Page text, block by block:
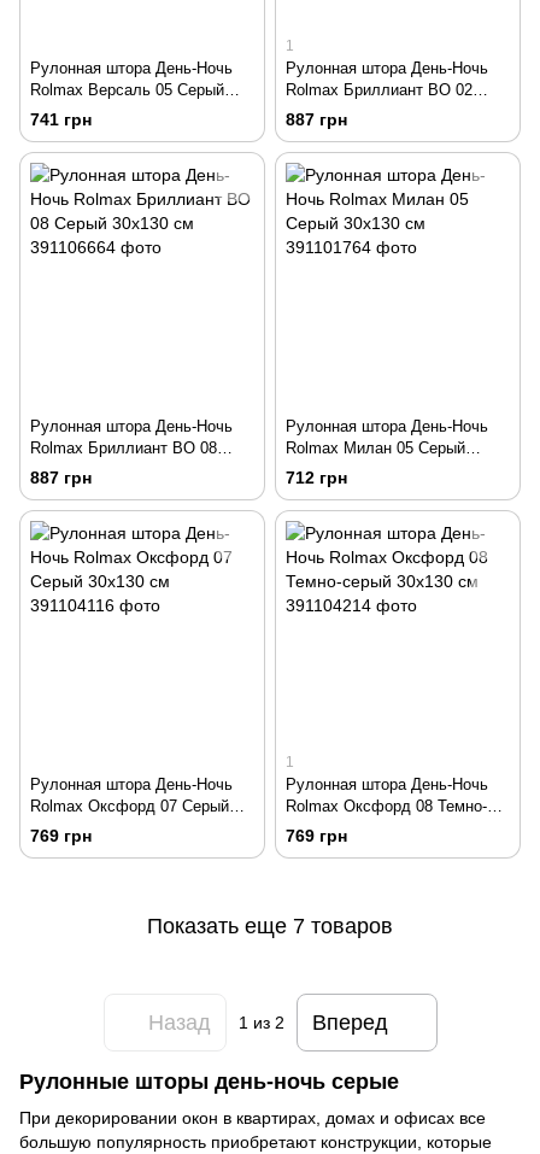
Рулонная штора День-Ночь
Rolmax Версаль 05 Серый
30х130 см
741 грн
1
Рулонная штора День-Ночь
Rolmax Бриллиант ВО 02
Дымчатый 30х130 см
887 грн
Рулонная штора День-Ночь
Rolmax Бриллиант ВО 08
Серый 30х130 см
887 грн
Рулонная штора День-Ночь
Rolmax Милан 05 Серый
30х130 см
712 грн
Рулонная штора День-Ночь
Rolmax Оксфорд 07 Серый
30х130 см
769 грн
1
Рулонная штора День-Ночь
Rolmax Оксфорд 08 Темно-
серый 30х130 см
769 грн
Показать еще 7 товаров
Назад 1из 2 Вперед
Рулонные шторы день-ночь серые
При декорировании окон в квартирах, домах и офисах все
большую популярность приобретают конструкции, которые